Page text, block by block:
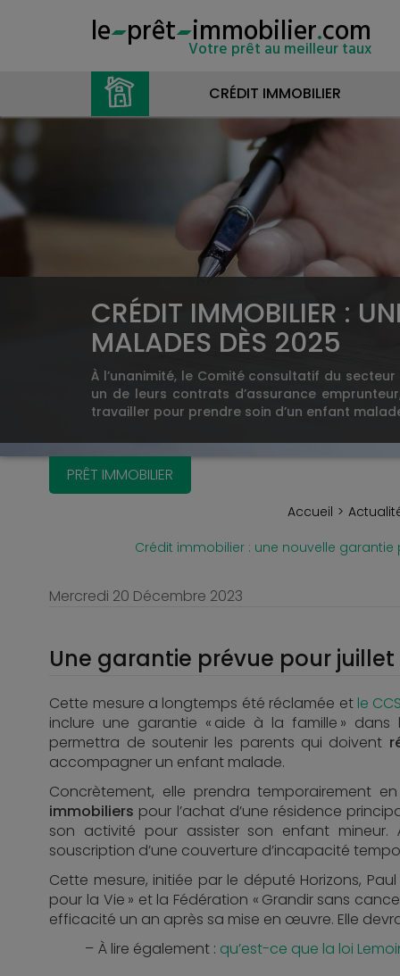
le prêt immobilier.com
Votre prêt au meilleur taux
CRÉDIT IMMOBILIER
CRÉDIT IMMOBILIER :
MALADES DÈS 2025
À l’unanimité, le Comité consultatif du
un de leurs contrats d’assurance
travailler pour prendre soin d’un enfant
PRÊT IMMOBILIER
Accueil
Crédit immobilier : une nouvelle
Mercredi 20 Décembre 2023
Une garantie prévue pour
Cette mesure a longtemps été réclamée et le
inclure une garantie « aide à la famille » dans
permettra de soutenir les parents qui doivent
accompagner un enfant malade.
Concrètement, elle prendra temporairement
immobiliers pour l’achat d’une résidence
son activité pour assister son enfant
souscription d’une couverture d’incapacité
Cette mesure, initiée par le député Horizons,
pour la Vie » et la Fédération « Grandir sans
efficacité un an après sa mise en œuvre. Elle
À lire également : qu’est-ce que la loi